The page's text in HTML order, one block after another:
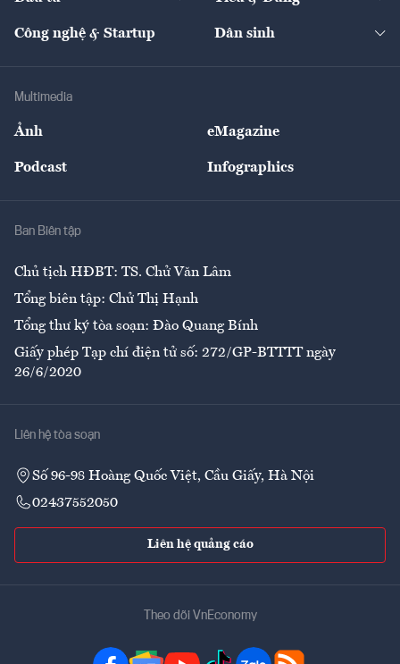
Tư vấn
Thị trường
Nông sản
Giải trí
Công nghệ & Startup Dân sinh
Multimedia
Ảnh eMagazine
Podcast Infographics
Ban Biên tập
Chủ tịch HĐBT: TS. Chử Văn Lâm
Tổng biên tập: Chử Thị Hạnh
Tổng thư ký tòa soạn: Đào Quang Bính
Giấy phép Tạp chí điện tử số: 272/GP-BTTTT ngày
26/6/2020
Liên hệ tòa soạn
Số 96-98 Hoàng Quốc Việt, Cầu Giấy, Hà Nội
02437552050
Liên hệ quảng cáo
Theo dõi VnEconomy